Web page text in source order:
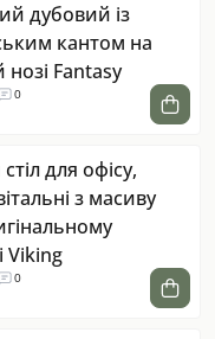
дубовий із
кантом на
нозі Fantasy
0
для офісу,
з масиву
Viking
0